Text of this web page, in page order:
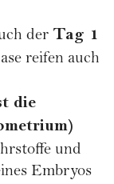
der Tag 1
reifen auch
die
und
Embryos